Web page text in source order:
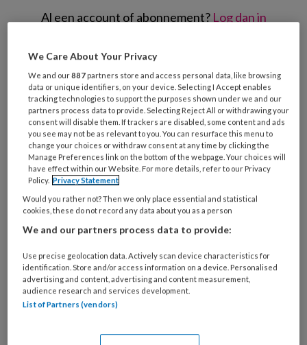
Al een account of abonnement? Log dan in
Wat
is
je
e-
mailadres?
* *
Kies
je
wachtwoord* *
Kies
je
functie *
welke
organisatie
werk
je?
Untitled
Ontvang 2x per week de
KinderopvangTotaal nieuwsbrief
Ontvang iedere zondag het
We Care About Your Privacy
We and our887 partners store and access personal data, like browsing
data or unique identifiers, on your device. Selecting I Accept enables
tracking technologies to support the purposes shown under we and our
partners process data to provide. Selecting Reject All or withdrawing your
consent will disable them. If trackers are disabled, some content and ads
you see may not be as relevant to you. You can resurface this menu to
change your choices or withdraw consent at any time by clicking the
Manage Preferences link on the bottom of the webpage. Your choices will
have effect within our Website. For more details, refer to our Privacy
Policy. Privacy Statement
Would you rather not? Then we only place essential and statistical
cookies, these do not record any data about you as a person
We and our partners process data to provide:
Use precise geolocation data. Actively scan device characteristics for
identification. Store and/or access information on a device. Personalised
advertising and content, advertising and content measurement,
audience research and services development.
List of Partners (vendors)